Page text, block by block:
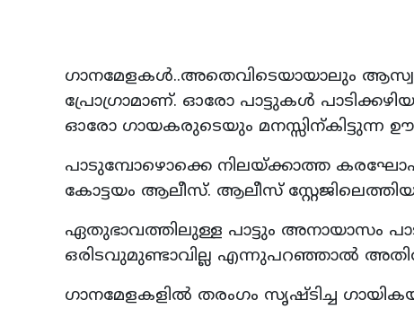
ഗാനമേളകൾ..അതെവിടെയായാലും
പ്രോഗ്രാമാണ്. ഓരോ പാട്ടുകൾ
ഓരോ ഗായകരുടെയും മനസ്സിന്കിട്ടുന്ന
പാടുമ്പോഴൊക്കെ നിലയ്ക്കാത്ത
കോട്ടയം ആലീസ്. ആലീസ്
ഏതുഭാവത്തിലുള്ള പാട്ടും അനായാസം
ഒരിടവുമുണ്ടാവില്ല എന്നുപറഞ്ഞാൽ
ഗാനമേളകളിൽ തരംഗം സൃഷ്ടിച്ച